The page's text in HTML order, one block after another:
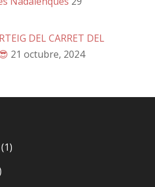
DEL CARRET DEL
21 octubre, 2024
(1)